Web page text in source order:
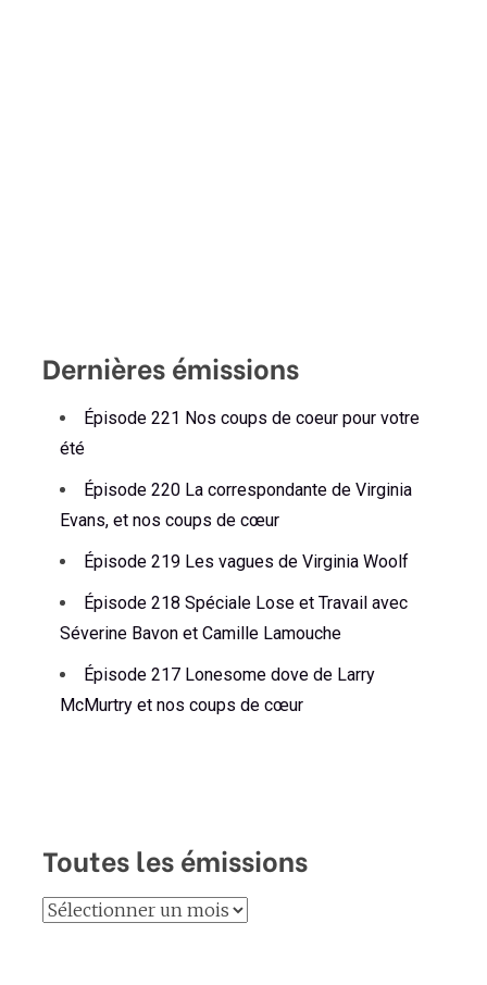
Dernières émissions
Épisode 221 Nos coups de coeur pour votre
été
Épisode 220 La correspondante de Virginia
Evans, et nos coups de cœur
Épisode 219 Les vagues de Virginia Woolf
Épisode 218 Spéciale Lose et Travail avec
Séverine Bavon et Camille Lamouche
Épisode 217 Lonesome dove de Larry
McMurtry et nos coups de cœur
Toutes les émissions
Toutes